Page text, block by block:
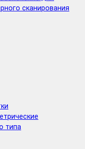
сканирования
типа